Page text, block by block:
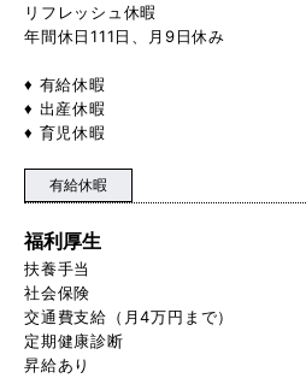
リフレッシュ休暇
年間休日111日、月9日休み
♦ 有給休暇
♦ 出産休暇
♦ 育児休暇
有給休暇
福利厚生
扶養手当
社会保険
交通費支給（月4万円まで）
定期健康診断
昇給あり